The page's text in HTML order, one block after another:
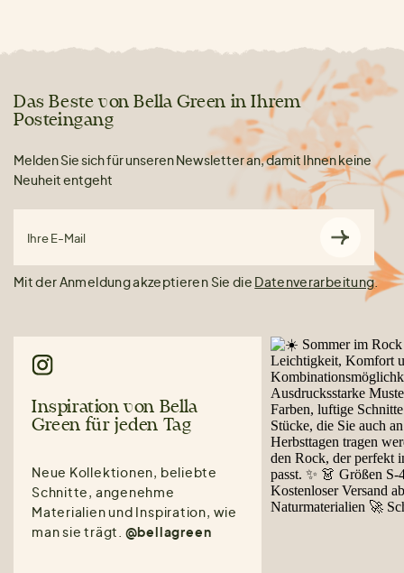
Das Beste von Bella Green in Ihrem
Posteingang
Melden Sie sich für unseren Newsletter an, damit Ihnen keine
Neuheit entgeht
Ihre E-Mail
Mit der Anmeldung akzeptieren Sie die Datenverarbeitung.
Inspiration von Bella
Green für jeden Tag
Neue Kollektionen, beliebte
Schnitte, angenehme
Materialien und Inspiration, wie
man sie trägt. @bellagreen